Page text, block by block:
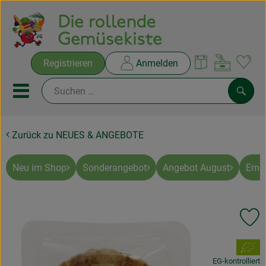
Registrieren Anmelden
Mobiles Menu öffnen oder
Ökokisten
Rezepte
Zurück zu NEUES & ANGEBOTE
Neu im Shop Sonderangebot Angebot August
, Verband:
EG-kontrolliert